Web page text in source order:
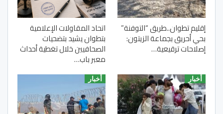
إقليم تطوان..طريق “التوفنة”
بحي أحريق بجماعة الزيتون:
إصلاحات ترقيعية…
اتحاد المقاولات الإعلامية
بتطوان يشيد بتضحيات
الصحافيين خلال تغطية أحداث
معبر باب…
أخبار أخبار